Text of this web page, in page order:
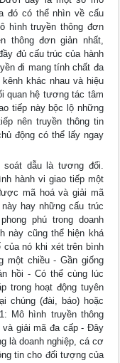
đó có thể nhìn về cấu
hình truyền thông đơn
thông đơn giản nhất,
đủ cấu trúc của hành
đi mang tính chất đa
khác nhau và hiệu
quan hệ tương tác tâm
tiếp này bộc lộ những
nên truyền thông tin
động có thể lấy ngay
dẫu là tương đối.
hành vi giao tiếp một
mã hoá và giải mã
hay những cấu trúc
phú trong doanh
này cũng thể hiện khá
của nó khi xét trên bình
một chiều - Gần giống
hồi - Có thể cùng lúc
trong hoạt động tuyên
chúng (đài, báo) hoặc
Mô hình truyền thông
và giải mã đa cấp - Đây
là doanh nghiệp, cá cơ
tin cho đối tượng của